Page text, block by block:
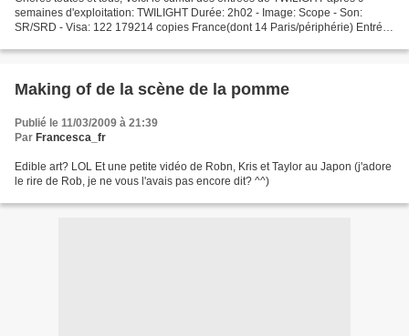
semaines d'exploitation: TWILIGHT Durée: 2h02 - Image: Scope - Son:
SR/SRD - Visa: 122 179214 copies France(dont 14 Paris/périphérie) Entrées
Making of de la scène de la pomme
Publié le 11/03/2009 à 21:39
Par Francesca_fr
Edible art? LOL Et une petite vidéo de Robn, Kris et Taylor au Japon (j'adore
le rire de Rob, je ne vous l'avais pas encore dit? ^^)